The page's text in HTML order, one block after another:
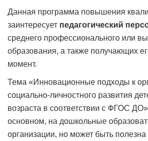
Данная программа повышения
заинтересует педагогический
среднего профессионального или
образования, а также получающих
момент.
Тема «Инновационные подходы к
социально-личностного развития
возраста в соответствии с ФГОС
основном, на дошкольные
организации, но может быть